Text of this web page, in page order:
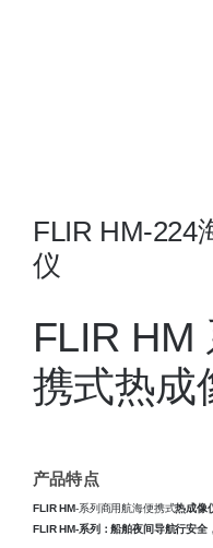
FLIR HM-224
仪
FLIR HM
携式热成
产品特点
FLIR HM-系列商用航海便携式热成像
FLIR HM-系列：船舶夜间导航行安全